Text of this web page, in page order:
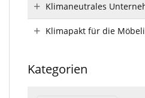
Klimaneutrales
Klimapakt für die
Kategorien